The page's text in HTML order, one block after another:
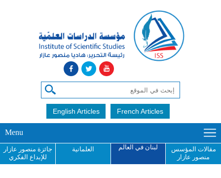
English Articles French Articles
Menu
مقالات المؤسس
منصور عازار
لبنان في العالم العلمانية
جائزة منصور عازار
للإبداع الفكري